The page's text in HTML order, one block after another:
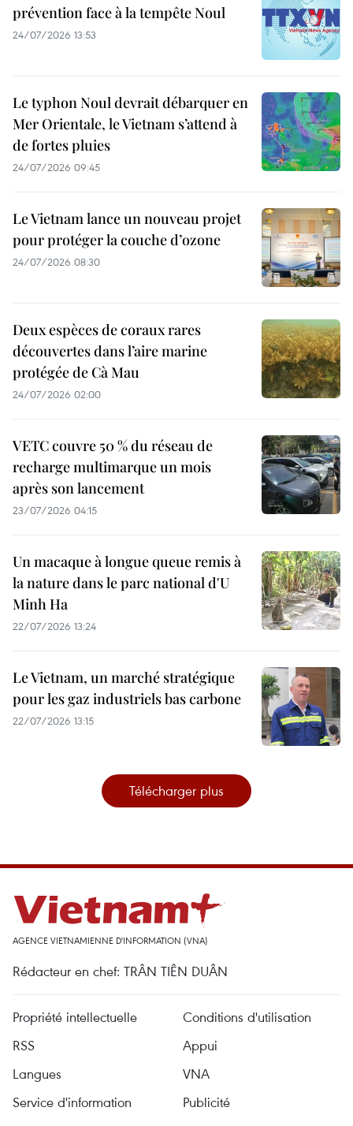
prévention face à la tempête Noul
24/07/2026 13:53
Le typhon Noul devrait débarquer en
Mer Orientale, le Vietnam s’attend à
de fortes pluies
24/07/2026 09:45
Le Vietnam lance un nouveau projet
pour protéger la couche d’ozone
24/07/2026 08:30
Deux espèces de coraux rares
découvertes dans l’aire marine
protégée de Cà Mau
24/07/2026 02:00
VETC couvre 50 % du réseau de
recharge multimarque un mois
après son lancement
23/07/2026 04:15
Un macaque à longue queue remis à
la nature dans le parc national d'U
Minh Ha
22/07/2026 13:24
Le Vietnam, un marché stratégique
pour les gaz industriels bas carbone
22/07/2026 13:15
Télécharger plus
AGENCE VIETNAMIENNE D'INFORMATION (VNA)
Rédacteur en chef: TRÂN TIÊN DUÂN
Propriété intellectuelle
Conditions d'utilisation
RSS
Appui
Langues
VNA
Service d'information
Publicité